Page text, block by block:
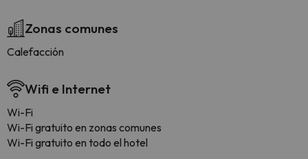
Zonas comunes
Calefacción
Wifi e Internet
Wi-Fi
Wi-Fi gratuito en zonas comunes
Wi-Fi gratuito en todo el hotel